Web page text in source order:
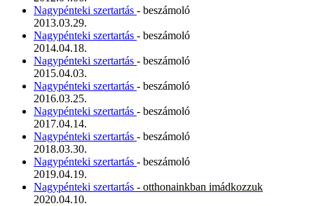
Nagypénteki szertartás - beszámoló
2013.03.29.
Nagypénteki szertartás - beszámoló
2014.04.18.
Nagypénteki szertartás - beszámoló
2015.04.03.
Nagypénteki szertartás - beszámoló
2016.03.25.
Nagypénteki szertartás - beszámoló
2017.04.14.
Nagypénteki szertartás - beszámoló
2018.03.30.
Nagypénteki szertartás - beszámoló
2019.04.19.
Nagypénteki szertartás - otthonainkban imádkozzuk
2020.04.10.